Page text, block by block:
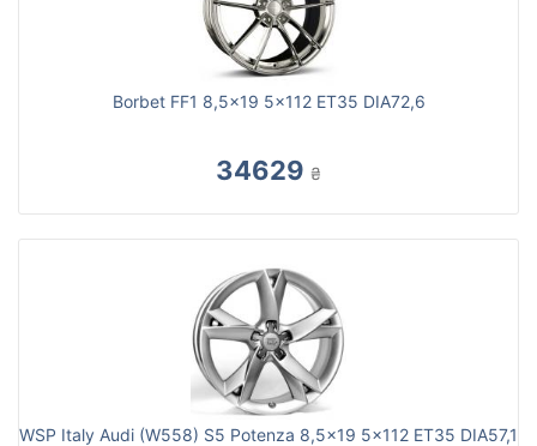
Borbet FF1 8,5x19 5x112 ET35 DIA72,6
34629 ₴
WSP Italy Audi (W558) S5 Potenza 8,5x19 5x112 ET35 DIA57,1